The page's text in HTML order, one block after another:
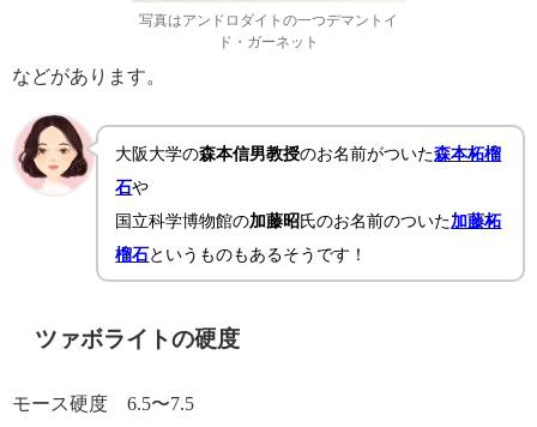
写真はアンドロダイトの一つデマントイ
ド・ガーネット
などがあります。
大阪大学の森本信男教授のお名前がついた森本柘榴
石や
国立科学博物館の加藤昭氏のお名前のついた加藤柘
榴石というものもあるそうです！
ツァボライトの硬度
モース硬度 6.5〜7.5